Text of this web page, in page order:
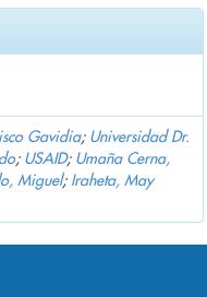
Gavidia; Universidad Dr.
; USAID; Umaña Cerna,
Miguel; Iraheta, May